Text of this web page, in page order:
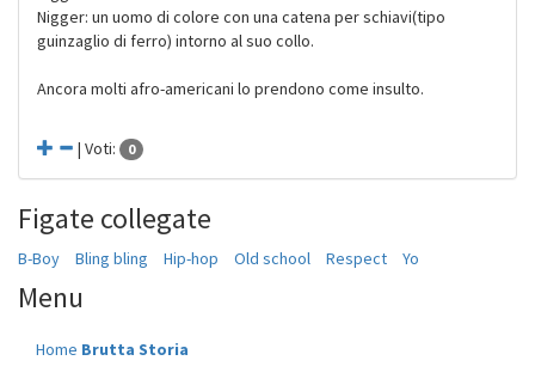
Nigger: un uomo di colore con una catena per schiavi(tipo
guinzaglio di ferro) intorno al suo collo.
Ancora molti afro-americani lo prendono come insulto.
| Voti: 0
Figate collegate
B-Boy Bling bling Hip-hop Old school Respect Yo
Menu
Home Brutta Storia